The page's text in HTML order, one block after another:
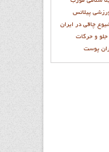
پیلاتس
چاقی در ایران
جلو و حرکات
پوست